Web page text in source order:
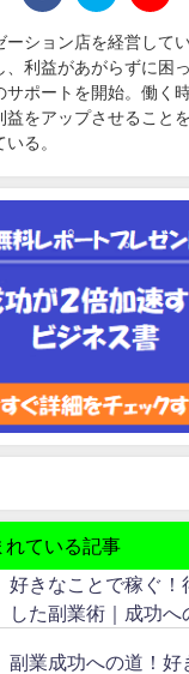
ーション店を経営して
、利益があがらずに困
サポートを開始。働く
益をアップさせること
る。
れている記事
好きなことで稼ぐ！
した副業術｜成功へ
副業成功への道！好